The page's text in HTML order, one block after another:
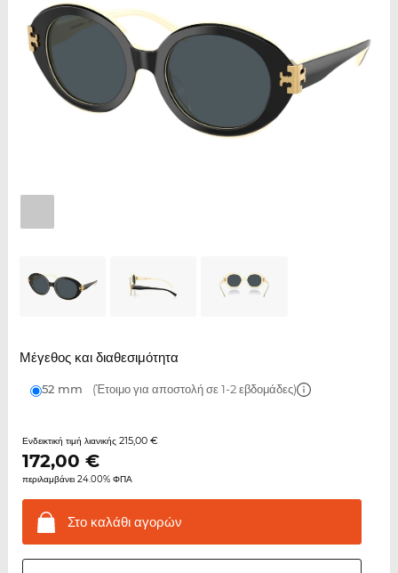
Μέγεθος και διαθεσιμότητα
52 mm (Έτοιμο για αποστολή σε 1-2 εβδομάδες)
Ενδεικτική τιμή λιανικής 215,00 €
172,00 €
περιλαμβάνει 24.00% ΦΠΑ
Στο καλάθιαγορών